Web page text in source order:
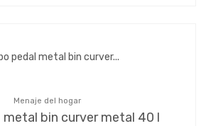
Menaje del hogar
metal bin curver metal 40 l